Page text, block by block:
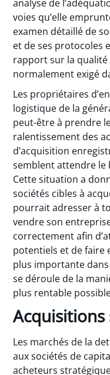
analyse de
voies qu’elle
examen détaillé de
et de ses protocoles
rapport sur la
normalement exigé
Les propriétaires
logistique de la
peut-être à prendre
ralentissement des
d’acquisition
semblent attendre le
Cette situation a
sociétés cibles à
pourrait adresser à
vendre son
correctement afin
potentiels et de faire
plus importante
se déroule de la
plus rentable
Les marchés de la
aux sociétés de
acheteurs